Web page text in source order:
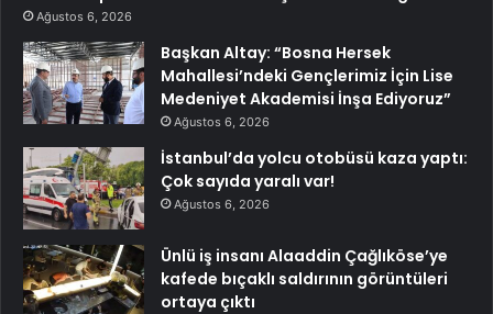
Ağustos 6, 2026
Başkan Altay: “Bosna Hersek
Mahallesi’ndeki Gençlerimiz İçin Lise
Medeniyet Akademisi İnşa Ediyoruz”
Ağustos 6, 2026
İstanbul’da yolcu otobüsü kaza yaptı:
Çok sayıda yaralı var!
Ağustos 6, 2026
Ünlü iş insanı Alaaddin Çağlıköse’ye
kafede bıçaklı saldırının görüntüleri
ortaya çıktı